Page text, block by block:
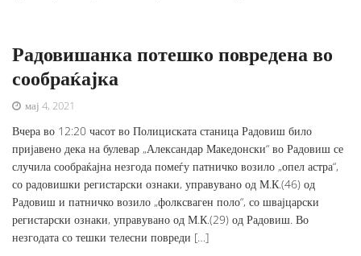
Радовишанка потешко повредена во
сообраќајка
мај 4, 2021
Вчера во 12:20 часот во Полициската станица Радовиш било
пријавено дека на булевар „Александар Македонски“ во Радовиш се
случила сообраќајна незгода помеѓу патничко возило „опел астра“,
со радовишки регистарски ознаки, управувано од М.К.(46) од
Радовиш и патничко возило „фолксваген поло“, со швајцарски
регистарски ознаки, управувано од М.К.(29) од Радовиш. Во
незгодата со тешки телесни повреди […]